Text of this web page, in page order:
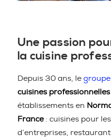
Une passion
la cuisine
Depuis 30 ans, le groupe
cuisines professionnelles
établissements en
France: cuisines pour
d’entreprises,